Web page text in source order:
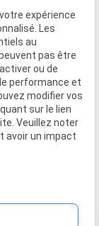
expérience
Les
au
pas être
ou de
performance et
modifier vos
sur le lien
Veuillez noter
avoir un impact